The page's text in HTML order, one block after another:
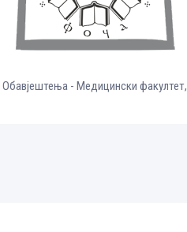
Обавјештења - Медицински факултет,